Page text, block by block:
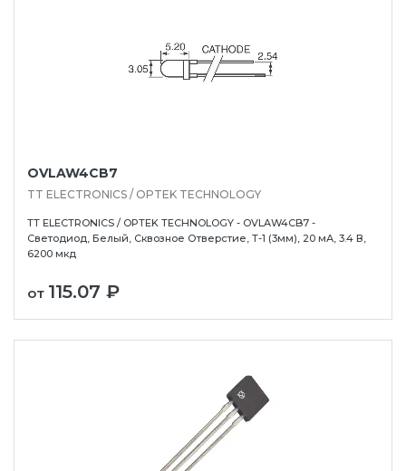
OVLAW4CB7
TT ELECTRONICS / OPTEK TECHNOLOGY
TT ELECTRONICS / OPTEK TECHNOLOGY - OVLAW4CB7 -
Светодиод, Белый, Сквозное Отверстие, T-1 (3мм), 20 мА, 3.4 В,
6200 мкд
от 115.07 ₽